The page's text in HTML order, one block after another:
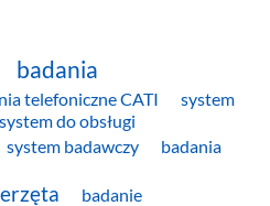
badania
telefoniczne CATI
system
system do obsługi
system badawczy
badania
badanie